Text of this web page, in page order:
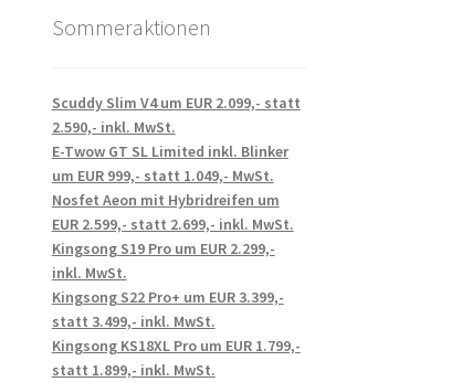
Sommeraktionen
Scuddy Slim V4 um EUR 2.099,- statt
2.590,- inkl. MwSt.
E-Twow GT SL Limited inkl. Blinker
um EUR 999,- statt 1.049,- MwSt.
Nosfet Aeon mit Hybridreifen um
EUR 2.599,- statt 2.699,- inkl. MwSt.
Kingsong S19 Pro um EUR 2.299,-
inkl. MwSt.
Kingsong S22 Pro+ um EUR 3.399,-
statt 3.499,- inkl. MwSt.
Kingsong KS18XL Pro um EUR 1.799,-
statt 1.899,- inkl. MwSt.